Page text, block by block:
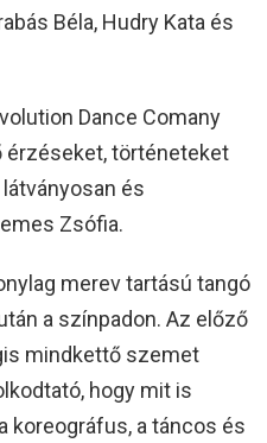
Béla, Hudry Kata és
Dance Comany
érzéseket, történeteket
és
Zsófia.
merev tartású tangó
a színpadon. Az előző
mindkettő szemet
hogy mit is
koreográfus, a táncos és